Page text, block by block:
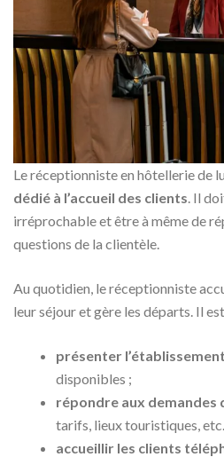
Le réceptionniste en hôtellerie de
dédié à l’accueil des clients . Il
irréprochable et être à même de
questions de la clientèle.
Au quotidien, le réceptionniste
leur séjour et gère les départs. Il
présenter
disponibles ;
répondre aux demandes
tarifs, lieux touristiques,
accueillir les clients